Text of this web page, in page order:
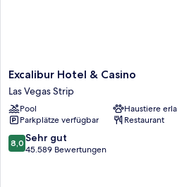
Excalibur
Hotel
&
Casino
Las
Vegas
Strip
Excalibur Hotel & Casino
Las Vegas Strip
Pool
Haustiere
Parkplätze verfügbar
Restaurant
8.0
von
8,0 Sehr gut
45.589 Bewertungen